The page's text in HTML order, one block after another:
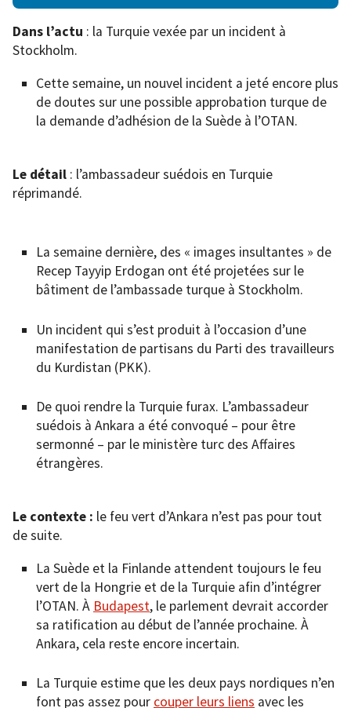
Dans l’actu : la Turquie vexée par un incident à
Stockholm.
Cette semaine, un nouvel incident a jeté encore plus
de doutes sur une possible approbation turque de
la demande d’adhésion de la Suède à l’OTAN.
Le détail : l’ambassadeur suédois en Turquie
réprimandé.
La semaine dernière, des « images insultantes » de
Recep Tayyip Erdogan ont été projetées sur le
bâtiment de l’ambassade turque à Stockholm.
Un incident qui s’est produit à l’occasion d’une
manifestation de partisans du Parti des travailleurs
du Kurdistan (PKK).
De quoi rendre la Turquie furax. L’ambassadeur
suédois à Ankara a été convoqué – pour être
sermonné – par le ministère turc des Affaires
étrangères.
Le contexte : le feu vert d’Ankara n’est pas pour tout
de suite.
La Suède et la Finlande attendent toujours le feu
vert de la Hongrie et de la Turquie afin d’intégrer
l’OTAN. À Budapest, le parlement devrait accorder
sa ratification au début de l’année prochaine. À
Ankara, cela reste encore incertain.
La Turquie estime que les deux pays nordiques n’en
font pas assez pour couper leurs liens avec les